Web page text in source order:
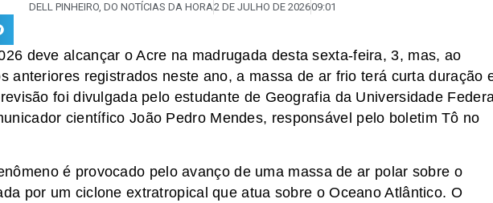
DELL PINHEIRO, DO NOTÍCIAS DA HORA2 DE JULHO DE 202609:01
deve alcançar o Acre na madrugada desta sexta-feira, 3, mas, ao
anteriores registrados neste ano, a massa de ar frio terá curta duração
foi divulgada pelo estudante de Geografia da Universidade
científico João Pedro Mendes, responsável pelo boletim Tô no
é provocado pelo avanço de uma massa de ar polar sobre o
por um ciclone extratropical que atua sobre o Oceano Atlântico. O